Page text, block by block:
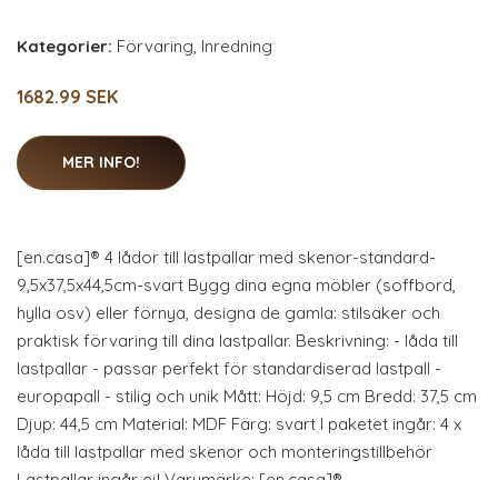
Kategorier: Förvaring, Inredning
1682.99 SEK
MER INFO!
[en.casa]® 4 lådor till lastpallar med skenor-standard-
9,5x37,5x44,5cm-svart Bygg dina egna möbler (soffbord,
hylla osv) eller förnya, designa de gamla: stilsäker och
praktisk förvaring till dina lastpallar. Beskrivning: - låda till
lastpallar - passar perfekt för standardiserad lastpall -
europapall - stilig och unik Mått: Höjd: 9,5 cm Bredd: 37,5 cm
Djup: 44,5 cm Material: MDF Färg: svart I paketet ingår: 4 x
låda till lastpallar med skenor och monteringstillbehör